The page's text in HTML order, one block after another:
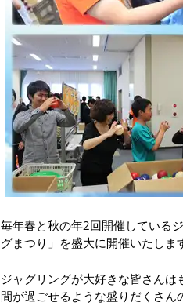
毎年春と秋の年2回開催している
グまつり」を盛大に開催いたしま
ジャグリングが大好きな皆さん
間が過ごせるような盛りだくさ